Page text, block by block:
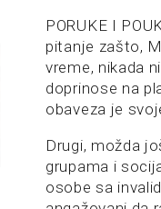
PORUKE I
pitanje zašto,
vreme, nikada
doprinose na
obaveza je
Drugi, možda
grupama i
osobe sa